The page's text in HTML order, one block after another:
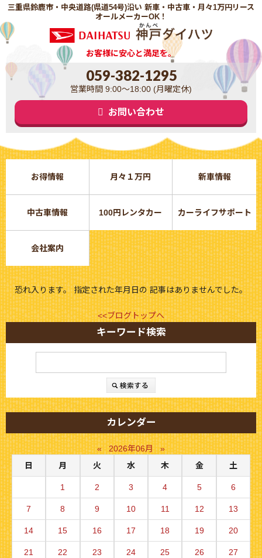
三重県鈴鹿市・中央道路(県道54号)沿い 新車・中古車・月々1万円リース
オールメーカーOK！
お客様に安心と満足を。
059-382-1295
営業時間 9:00～18:00 (月曜定休)
お問い合わせ
お得情報 月々１万円 新車情報
中古車情報 100円レンタカー カーライフサポート
会社案内
恐れ入ります。 指定された年月日の 記事はありませんでした。
<<ブログトップへ
キーワード検索
カレンダー
« 2026年06月
»
日
月 火 水 木 金 土
1 2 3 4 5 6
7 8 9 10 11 12 13
14 15 16 17 18 19 20
21 22 23 24 25 26 27